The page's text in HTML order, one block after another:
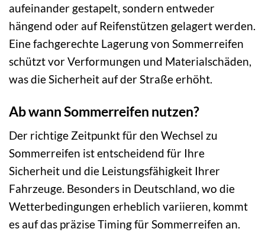
aufeinander gestapelt, sondern entweder
hängend oder auf Reifenstützen gelagert werden.
Eine fachgerechte Lagerung von Sommerreifen
schützt vor Verformungen und Materialschäden,
was die Sicherheit auf der Straße erhöht.
Ab wann Sommerreifen nutzen?
Der richtige Zeitpunkt für den Wechsel zu
Sommerreifen ist entscheidend für Ihre
Sicherheit und die Leistungsfähigkeit Ihrer
Fahrzeuge. Besonders in Deutschland, wo die
Wetterbedingungen erheblich variieren, kommt
es auf das präzise Timing für Sommerreifen an.